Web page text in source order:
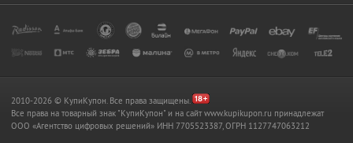
2010-2026 © КупиКупон. Все права защищены.
Все права на товарный знак "КупиКупон" и на сайт www.kupikupon.ru принадлежат
OOO «Агентство цифровых решений» ИНН 7705523387, ОГРН 1127747063212